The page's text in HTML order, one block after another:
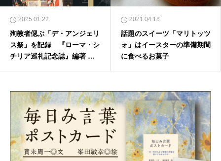
2025.01.22
殉教者偲ぶ「デ・アンジェリ
ス祭」を記録 『ローマ・シ
チリア巡礼記念誌』編著 千
2021.04.18
話題のスイーツ「マリトッツ
ォ」はイースターの準備期間
に食べるお菓子